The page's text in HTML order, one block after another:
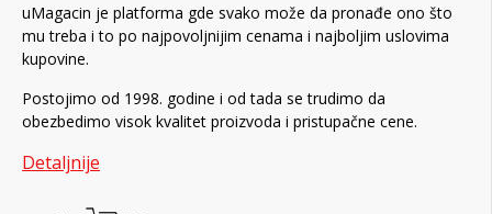
uMagacin je platforma gde svako može da pronađe ono što
mu treba i to po najpovoljnijim cenama i najboljim uslovima
kupovine.
Postojimo od 1998. godine i od tada se trudimo da
obezbedimo visok kvalitet proizvoda i pristupačne cene.
Detaljnije